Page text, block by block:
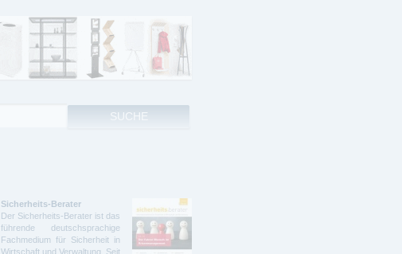
Sicherheits-Berater
Der Sicherheits-Berater ist das
führende deutschsprachige
Fachmedium für Sicherheit in
Wirtschaft und Verwaltung. Seit